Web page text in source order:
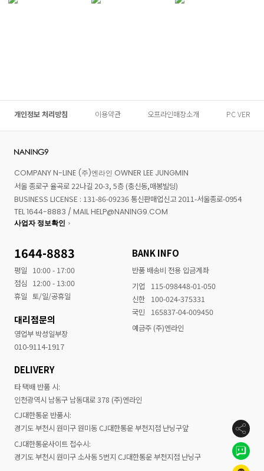
개인정보 처리방침 이용약관 오프라인매장소개 PC VER
COMPANY N-LINE (주)엔라인 OWNER LEE JUNGMIN
서울 종로구 율곡로 22나길 20-3, 5층 (충신동,매봉빌딩)
BUSINESS LICENSE : 131-86-09236 통신판매업신고 2011-서울종로-0954
TEL 1644-8883 / MAIL HELP@NANING9.COM
사업자 정보확인
1644-8883
평일
10:00 - 17:00
점심
12:00 - 13:00
휴일 토/일/공휴일
대리점문의
영업부 박성일부장
010-9114-1917
BANK INFO
반품 배송비 전용 입금계좌
기업
115-098448-01-050
신한
100-024-375331
국민
165837-04-009450
예금주 (주)엔라인
DELIVERY
타 택배 반품 시:
인천광역시 남동구 남동대로 378 (주)엔라인
CJ대한통운 반품시:
경기도 부천시 원미구 원미동 CJ대한통운 부천지점 난닝구앞
CJ대한통운사이트 접수시:
경기도 부천시 원미구 소사동 5번지 CJ대한통운 부천지점 난닝구